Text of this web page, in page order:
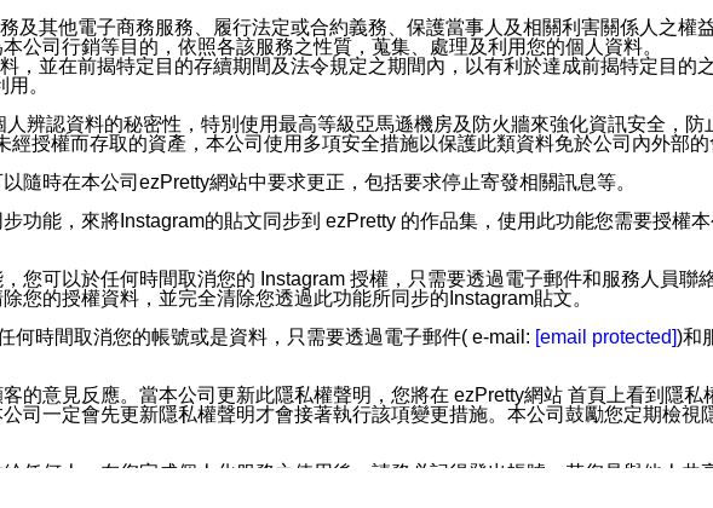
及其他電子商務服務、履行法定或合約義務、保護當事人及相關利害關係人之權
公司行銷等目的，依照各該服務之性質，蒐集、處理及利用您的個人資料。
，並在前揭特定目的存續期間及法令規定之期間內，以有利於達成前揭特定目的
。
辨認資料的秘密性，特別使用最高等級亞馬遜機房及防火牆來強化資訊安全，防
授權而存取的資產，本公司使用多項安全措施以保護此類資料免於公司內外部的
隨時在本公司ezPretty網站中要求更正，包括要求停止寄發相關訊息等。
功能，來將Instagram的貼文同步到 ezPretty 的作品集，使用此功能您需要授權
您可以於任何時間取消您的 Instagram 授權，只需要透過電子郵件和服務人員聯
您的授權資料，並完全清除您透過此功能所同步的Instagram貼文。
時間取消您的帳號或是資料，只需要透過電子郵件( e-mail: [email protected])和
的意見反應。當本公司更新此隱私權聲明，您將在 ezPretty網站 首頁上看到隱
司一定會先更新隱私權聲明才會接著執行該項變更措施。本公司鼓勵您定期檢視
任何人。在您完成個人化服務之使用後，請務必記得登出帳號。若您是與他人共
區。